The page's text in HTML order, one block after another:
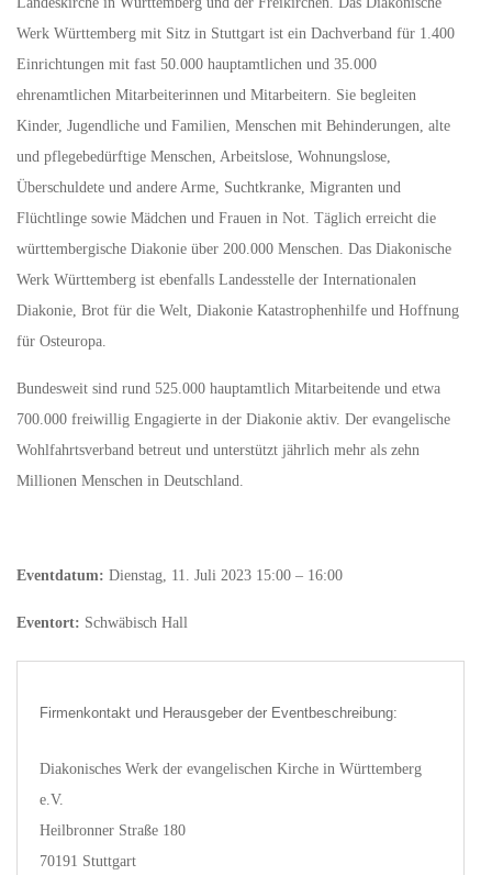
Werk Württemberg mit Sitz in Stuttgart ist ein Dachverband für 1.400
Einrichtungen mit fast 50.000 hauptamtlichen und 35.000
ehrenamtlichen Mitarbeiterinnen und Mitarbeitern. Sie begleiten
Kinder, Jugendliche und Familien, Menschen mit Behinderungen, alte
und pflegebedürftige Menschen, Arbeitslose, Wohnungslose,
Überschuldete und andere Arme, Suchtkranke, Migranten und
Flüchtlinge sowie Mädchen und Frauen in Not. Täglich erreicht die
württembergische Diakonie über 200.000 Menschen. Das Diakonische
Werk Württemberg ist ebenfalls Landesstelle der Internationalen
Diakonie, Brot für die Welt, Diakonie Katastrophenhilfe und Hoffnung
für Osteuropa.
Bundesweit sind rund 525.000 hauptamtlich Mitarbeitende und etwa
700.000 freiwillig Engagierte in der Diakonie aktiv. Der evangelische
Wohlfahrtsverband betreut und unterstützt jährlich mehr als zehn
Millionen Menschen in Deutschland.
Eventdatum: Dienstag, 11. Juli 2023 15:00 – 16:00
Eventort: Schwäbisch Hall
Firmenkontakt und Herausgeber der Eventbeschreibung:
Diakonisches Werk der evangelischen Kirche in Württemberg
e.V.
Heilbronner Straße 180
70191 Stuttgart